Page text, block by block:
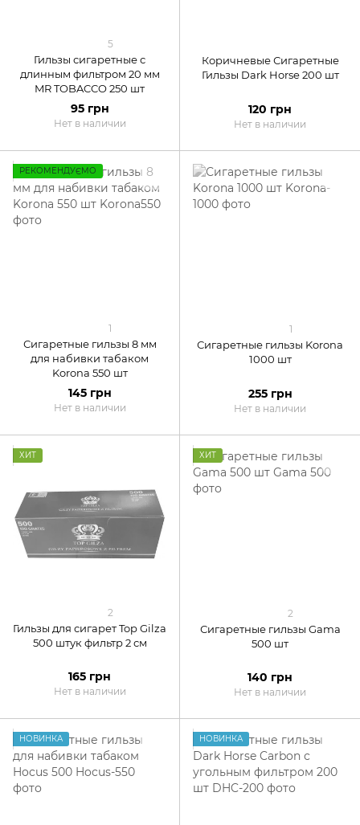
5
Гильзы сигаретные с
длинным фильтром 20 мм
MR TOBACCO 250 шт
95 грн
Нет в наличии
Коричневые Сигаретные
Гильзы Dark Horse 200 шт
120 грн
Нет в наличии
РЕКОМЕНДУЄМО
1
Сигаретные гильзы 8 мм
для набивки табаком
Korona 550 шт
145 грн
Нет в наличии
1
Сигаретные гильзы Korona
1000 шт
255 грн
Нет в наличии
ХИТ
2
Гильзы для сигарет Top Gilza
500 штук фильтр 2 см
165 грн
Нет в наличии
ХИТ
2
Сигаретные гильзы Gama
500 шт
140 грн
Нет в наличии
НОВИНКА НОВИНКА